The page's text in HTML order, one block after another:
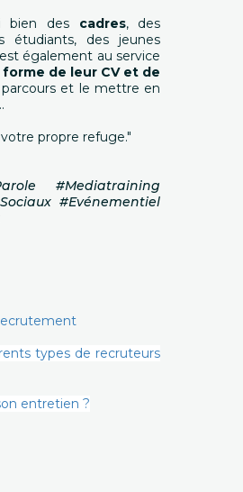
bien des cadres, des
étudiants, des jeunes
également au service
de leur CV et de
parcours et le mettre en
propre refuge."
#Mediatraining
#Evénementiel
types de recruteurs
entretien ?